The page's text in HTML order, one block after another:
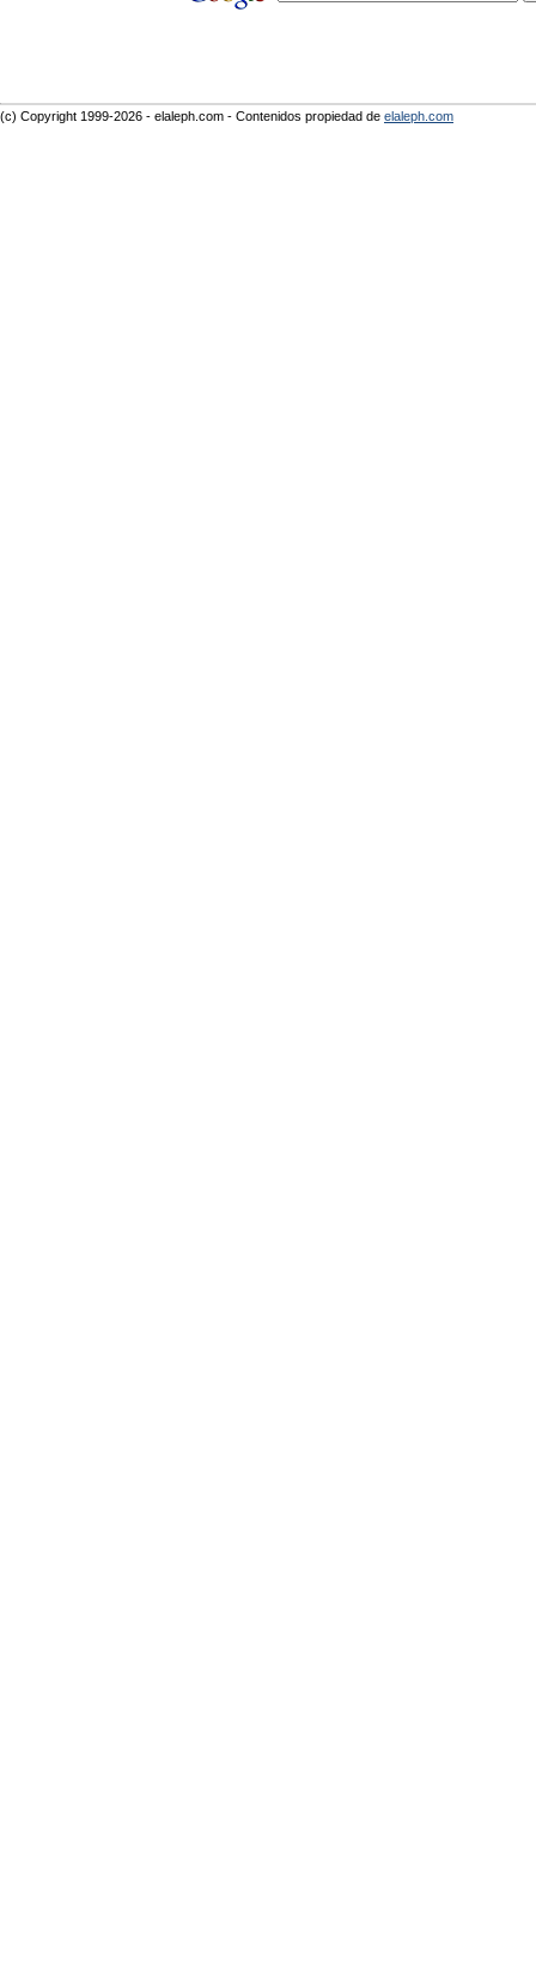
(c) Copyright 1999-2026 - elaleph.com - Contenidos propiedad de elaleph.com